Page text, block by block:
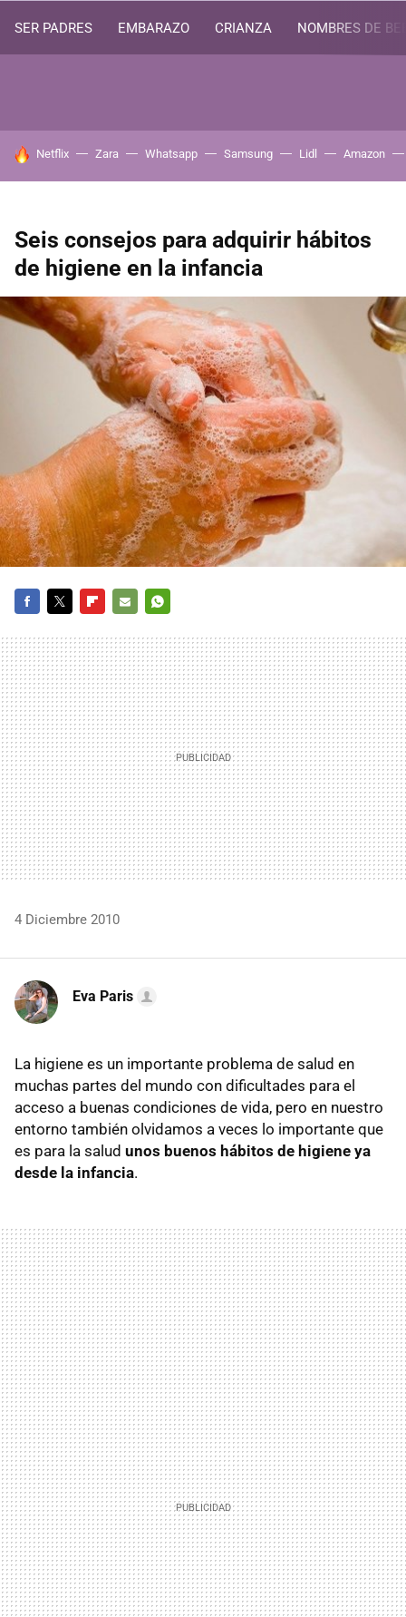
SER PADRES EMBARAZO CRIANZA NOMBRES DE
HOY SE HABLA DE
Netflix Zara Whatsapp Samsung Lidl Amazon
Seis consejos para adquirir hábitos
de higiene en la infancia
MAIL
4 Diciembre 2010
Eva Paris
La higiene es un importante problema de salud en
muchas partes del mundo con dificultades para el
acceso a buenas condiciones de vida, pero en nuestro
entorno también olvidamos a veces lo importante que
es para la salud unos buenos hábitos de higiene ya
desde la infancia.